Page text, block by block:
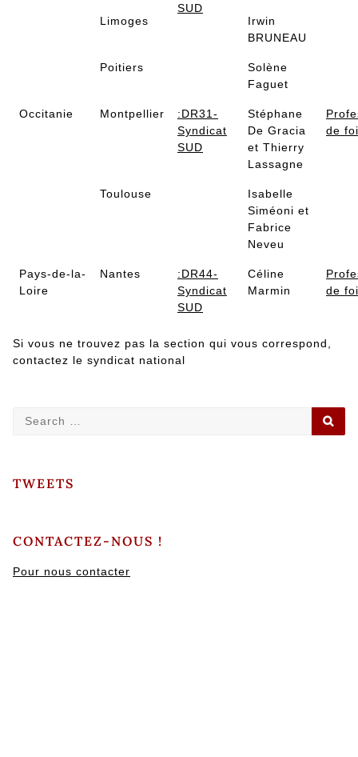
SUD
Limoges
Irwin
BRUNEAU
Poitiers
Solène
Faguet
Occitanie Montpellier
:DR31-
Syndicat
SUD
Stéphane
De Gracia
et Thierry
Lassagne
de foi
Toulouse
Isabelle
Siméoni et
Fabrice
Neveu
Pays-de-la-
Loire
Nantes
:DR44-
Syndicat
SUD
Céline
Marmin
de foi
Si vous ne trouvez pas la section qui vous correspond,
contactez le syndicat national
Search
TWEETS
CONTACTEZ-NOUS !
Pour nous contacter